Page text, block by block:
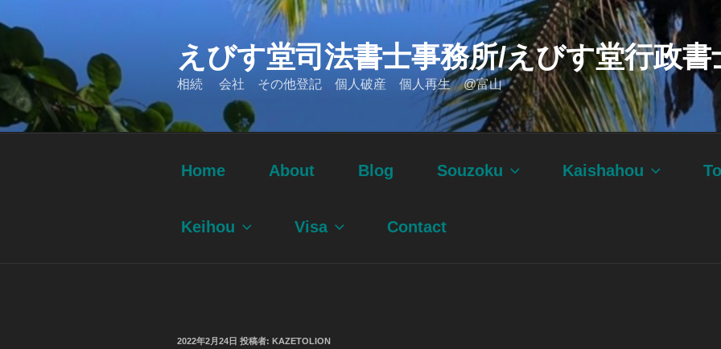
ン
ン
へ
ス
えびす堂司法書士事務所/えびす堂行政書
相続 会社 その他登記 個人破産 個人再生 @富山
Home About Blog Souzoku Kaishahou
Keihou Visa Contact
投
2022年2月24日 投稿者: KAZETOLION